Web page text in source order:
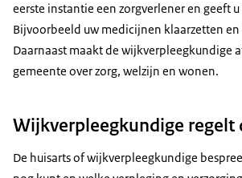
eerste instantie een zorgverlener en geeft
Bijvoorbeeld uw medicijnen klaarzetten
Daarnaast maakt de wijkverpleegkundige
gemeente over zorg, welzijn en wonen.
Wijkverpleegkundige regelt
De huisarts of wijkverpleegkundige